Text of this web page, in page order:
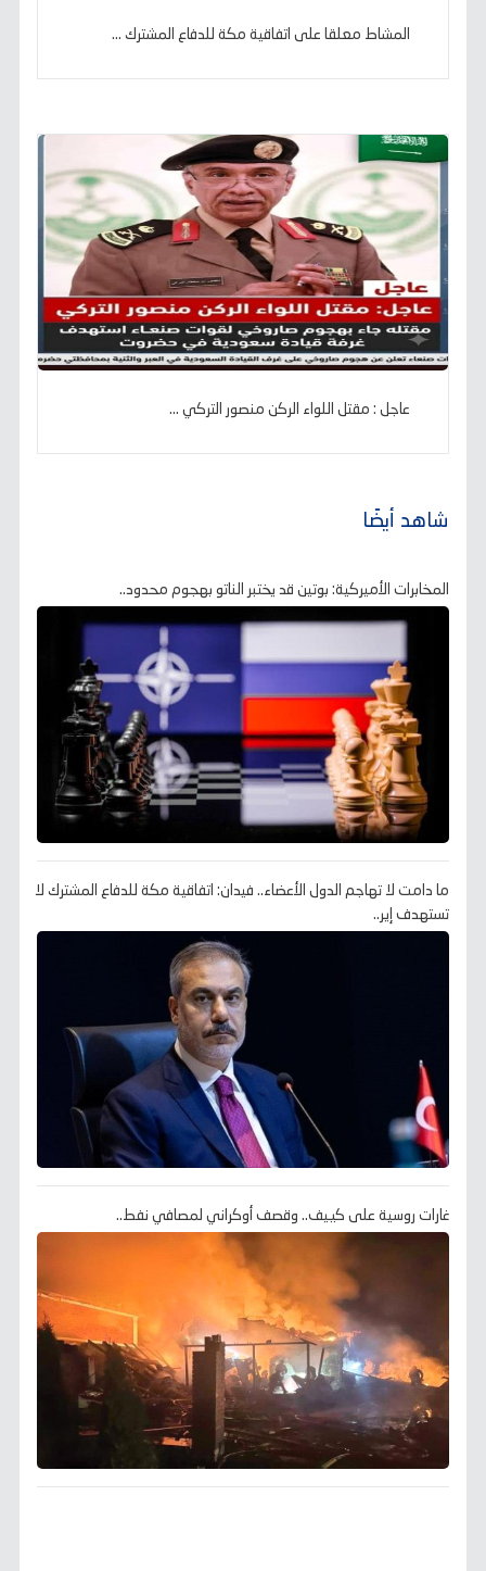
المشاط معلقا على اتفاقية مكة للدفاع المشترك ...
عاجل : مقتل اللواء الركن منصور التركي ...
شاهد أيضًا
المخابرات الأميركية: بوتين قد يختبر الناتو بهجوم محدود..
ما دامت لا تهاجم الدول الأعضاء.. فيدان: اتفاقية مكة للدفاع المشترك لا
تستهدف إير..
غارات روسية على كييف.. وقصف أوكراني لمصافي نفط..